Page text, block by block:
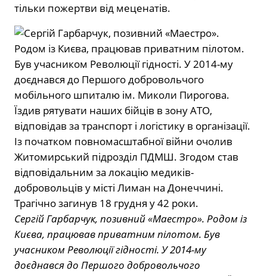
тільки пожертви від меценатів.
Сергій Гарбарчук, позивний «Маестро». Родом із
Києва, працював приватним пілотом. Був
учасником Революції гідності. У 2014-му
доєднався до Першого добровольчого